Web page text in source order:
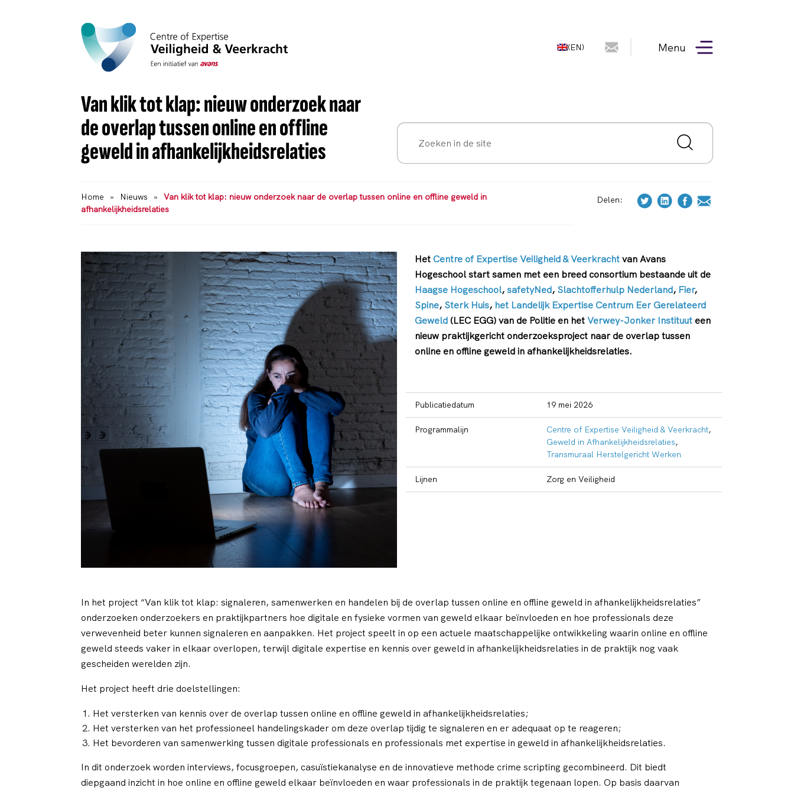
(EN) Menu
Van klik tot klap: nieuw onderzoek naar
de overlap tussen online en offline
geweld in afhankelijkheidsrelaties
Home » Nieuws »
Van klik tot klap: nieuw onderzoek naar de overlap tussen online en offline geweld in
afhankelijkheidsrelaties
Delen:
HetCentre of Expertise Veiligheid & Veerkrachtvan Avans
Hogeschool start samen met een breed consortium bestaande uit de
Haagse Hogeschool,safetyNed, Slachtofferhulp Nederland, Fier,
Spine, Sterk Huis, het Landelijk Expertise Centrum Eer Gerelateerd
Geweld(LEC EGG) van de Politie en hetVerwey-Jonker Instituuteen
nieuw praktijkgericht onderzoeksproject naar de overlap tussen
online en offline geweld in afhankelijkheidsrelaties.
Publicatiedatum 19 mei 2026
Programmalijn Centre of Expertise Veiligheid & Veerkracht,
Geweld in Afhankelijkheidsrelaties,
Transmuraal Herstelgericht Werken
Lijnen Zorg en Veiligheid
In het project “Van klik tot klap: signaleren, samenwerken en handelen bij de overlap tussen online en offline geweld in afhankelijkheidsrelaties”
onderzoeken onderzoekers en praktijkpartners hoe digitale en fysieke vormen van geweld elkaar beïnvloeden en hoe professionals deze
verwevenheid beter kunnen signaleren en aanpakken. Het project speelt in op een actuele maatschappelijke ontwikkeling waarin online en offline
geweld steeds vaker in elkaar overlopen, terwijl digitale expertise en kennis over geweld in afhankelijkheidsrelaties in de praktijk nog vaak
gescheiden werelden zijn.
Het project heeft drie doelstellingen:
Het versterken van kennis over de overlap tussen online en offline geweld in afhankelijkheidsrelaties;
Het versterken van het professioneel handelingskader om deze overlap tijdig te signaleren en er adequaat op te reageren;
Het bevorderen van samenwerking tussen digitale professionals en professionals met expertise in geweld in afhankelijkheidsrelaties.
In dit onderzoek worden interviews, focusgroepen, casuïstiekanalyse en de innovatieve methode crime scripting gecombineerd. Dit biedt
diepgaand inzicht in hoe online en offline geweld elkaar beïnvloeden en waar professionals in de praktijk tegenaan lopen. Op basis daarvan